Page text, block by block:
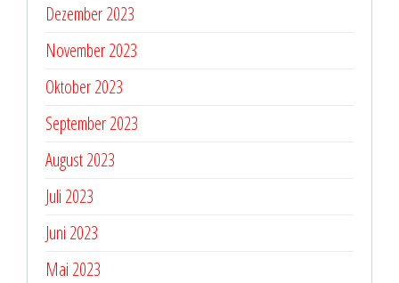
Dezember 2023
November 2023
Oktober 2023
September 2023
August 2023
Juli 2023
Juni 2023
Mai 2023